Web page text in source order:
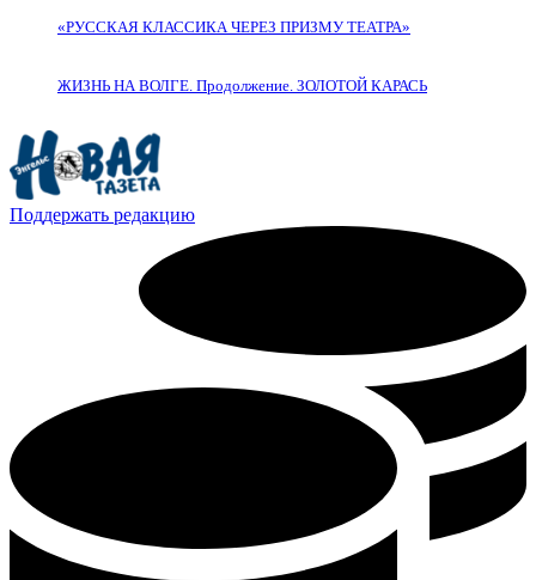
«РУССКАЯ КЛАССИКА ЧЕРЕЗ ПРИЗМУ ТЕАТРА»
ЖИЗНЬ НА ВОЛГЕ. Продолжение. ЗОЛОТОЙ КАРАСЬ
Поддержать редакцию